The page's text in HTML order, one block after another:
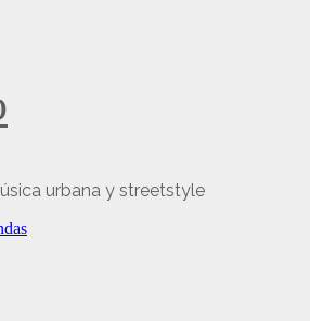
urbana y streetstyle